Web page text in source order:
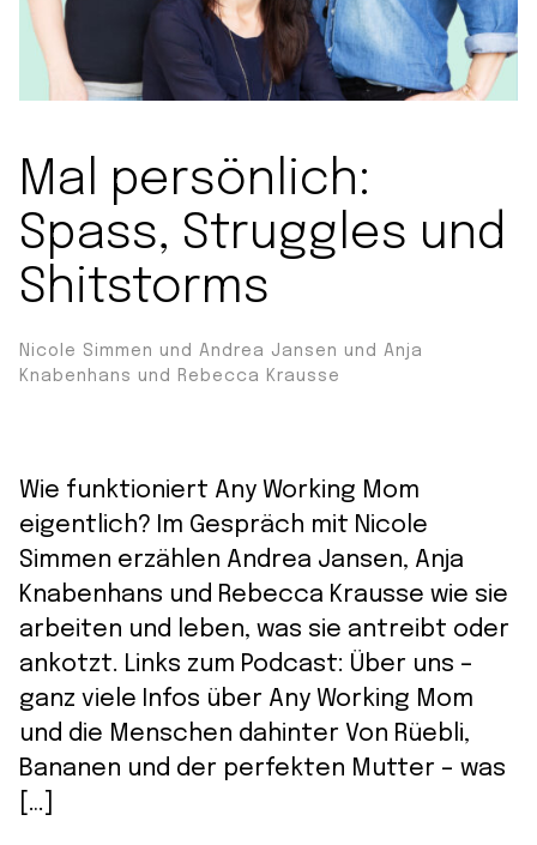
Mal persönlich:
Spass, Struggles und
Shitstorms
Nicole Simmen und Andrea Jansen und Anja
Knabenhans und Rebecca Krausse
Wie funktioniert Any Working Mom
eigentlich? Im Gespräch mit Nicole
Simmen erzählen Andrea Jansen, Anja
Knabenhans und Rebecca Krausse wie sie
arbeiten und leben, was sie antreibt oder
ankotzt. Links zum Podcast: Über uns –
ganz viele Infos über Any Working Mom
und die Menschen dahinter Von Rüebli,
Bananen und der perfekten Mutter – was
[…]